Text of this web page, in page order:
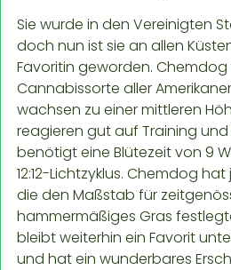
Sie wurde in den Vereinigten
doch nun ist sie an allen
Favoritin geworden.
Cannabissorte aller
wachsen zu einer mittleren
reagieren gut auf Training und
benötigt eine Blütezeit von 9
12:12-Lichtzyklus. Chemdog
die den Maßstab für
hammermäßiges Gras
bleibt weiterhin ein Favorit
und hat ein wunderbares